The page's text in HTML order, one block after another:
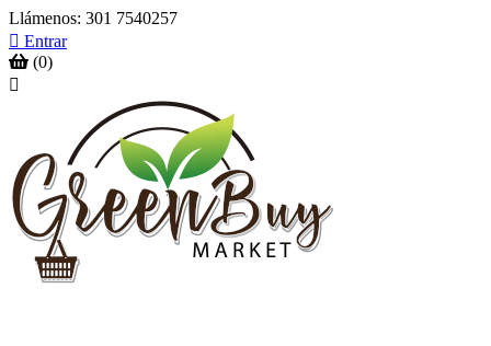
Llámenos: 301 7540257
 Entrar
(0)
